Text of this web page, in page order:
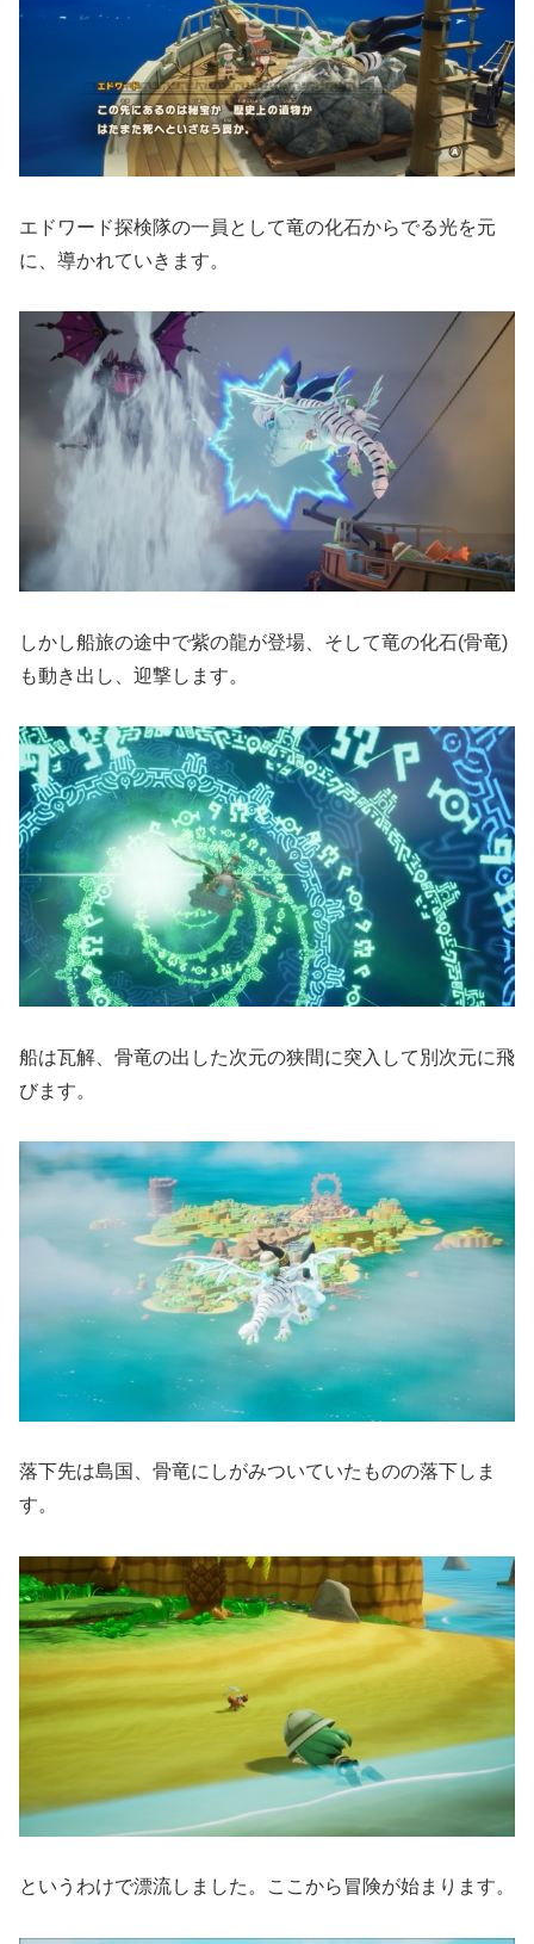
エドワード探検隊の一員として竜の化石からでる光を元
に、導かれていきます。
しかし船旅の途中で紫の龍が登場、そして竜の化石(骨竜)
も動き出し、迎撃します。
船は瓦解、骨竜の出した次元の狭間に突入して別次元に飛
びます。
落下先は島国、骨竜にしがみついていたものの落下しま
す。
というわけで漂流しました。ここから冒険が始まります。